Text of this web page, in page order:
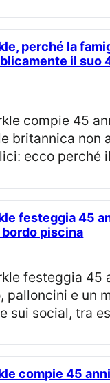
il suo
britannica non
ecco perché
piscina
palloncini e un
sui social, tra